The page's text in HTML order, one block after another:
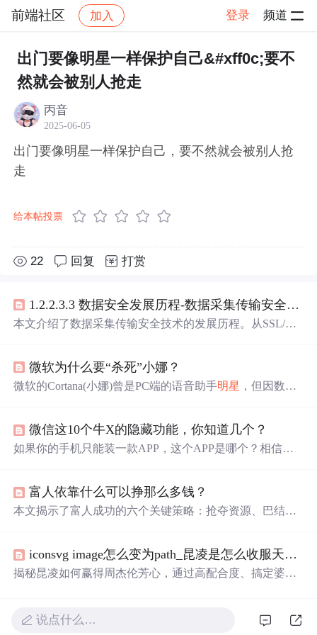
前端社区 加入 登录 频道
社区 前端社区 感慨 帖子详情
出门要像明星一样保护自己&#xff0c;要不
然就会被别人抢走
丙音
2025-06-05
出门要像明星一样保护自己，要不然就会被别人抢
走
给本帖投票
22 回复 打赏
1.2.2.3.3 数据安全发展历程-数据采集传输安全：数据传输网络安全
本文介绍了数据采集传输安全技术的发展历程。从SSL/TL
步让数据在网络中更安全、自由地流动，了解它们能更好
保护数据。
微软为什么要“杀死”小娜？
微软的Cortana(小娜)曾是PC端的语音助手明星 ，但因数据
车载等领域的应用正逐渐扩大，展现出广阔前景。
微信这10个牛X的隐藏功能，你知道几个？
如果你的手机只能装一款APP，这个APP是哪个？相信很
能中，你用过超过5个，欢迎留言告...
富人依靠什么可以挣那么多钱？
本文揭示了富人成功的六个关键策略：抢夺资源、巴结权
增长。
iconsvg image怎么变为path_昆凌是怎么收服天王周杰伦的？这几招太高明了
揭秘昆凌如何赢得周杰伦芳心，通过高配合度、搞定婆婆
说点什么…